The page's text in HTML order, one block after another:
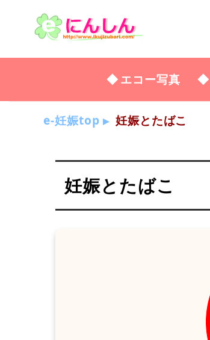
エコー写真
e-妊娠top 妊娠とたばこ
妊娠とたばこ